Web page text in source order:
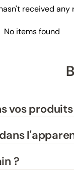
received any
No items found
vos produits
?